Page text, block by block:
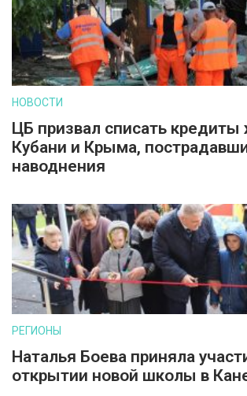
НОВОСТИ
ЦБ призвал списать
Кубани и Крыма,
наводнения
РЕГИОНЫ
Наталья Боева приняла
открытии новой школы в